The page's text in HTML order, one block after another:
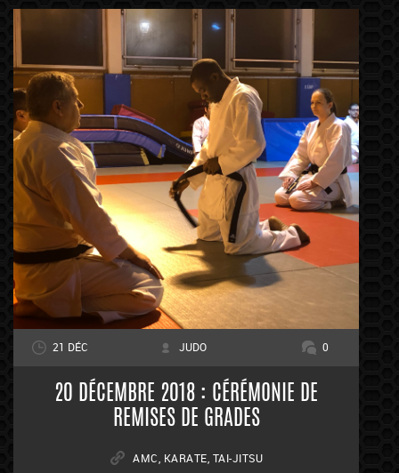
21 DÉC JUDO 0
20 DÉCEMBRE 2018 : CÉRÉMONIE DE
REMISES DE GRADES
AMC KARATE TAI-JITSU